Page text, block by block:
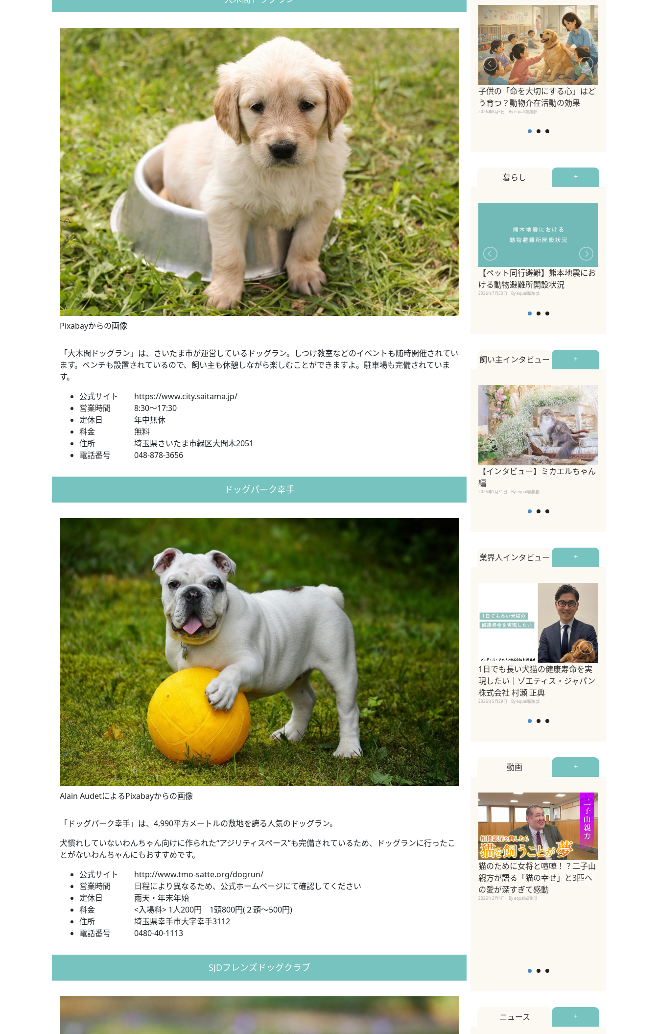
Pixabayからの画像
「大木間ドッグラン」は、さいたま市が運営しているドッグラン。しつけ教室などのイベントも随時開催されてい
ます。ベンチも設置されているので、飼い主も休憩しながら楽しむことができますよ。駐車場も完備されていま
す。
公式サイト https://www.city.saitama.jp/
営業時間 8:30〜17:30
定休日 年中無休
料金 無料
住所 埼玉県さいたま市緑区大間木2051
電話番号 048-878-3656
ドッグパーク幸手
Alain AudetによるPixabayからの画像
「ドッグパーク幸手」は、4,990平方メートルの敷地を誇る人気のドッグラン。
犬慣れしていないわんちゃん向けに作られた“アジリティスペース”も完備されているため、ドッグランに行ったこ
とがないわんちゃんにもおすすめです。
公式サイト http://www.tmo-satte.org/dogrun/
営業時間 日程により異なるため、公式ホームページにて確認してください
定休日 雨天・年末年始
料金 <入場料> 1人200円 1頭800円(２頭〜500円)
住所 埼玉県幸手市大字幸手3112
電話番号 0480-40-1113
SJDフレンズドッグクラブ
子供の「命を大切にする心」はど
う育つ？動物介在活動の効果
2026年8月5日 By equall編集部
暮らし +
【ペット同行避難】熊本地震にお
ける動物避難所開設状況
2026年7月30日 By equall編集部
飼い主インタビュー +
【インタビュー】ミカエルちゃん
編
2025年1月31日 By equall編集部
業界人インタビュー +
1日でも長い犬猫の健康寿命を実
現したい｜ゾエティス・ジャパン
株式会社 村瀬 正典
2026年5月29日 By equall編集部
動画 +
猫のために女将と喧嘩！？二子山
親方が語る「猫の幸せ」と3匹へ
の愛が深すぎて感動
2026年2月4日 By equall編集部
ニュース +